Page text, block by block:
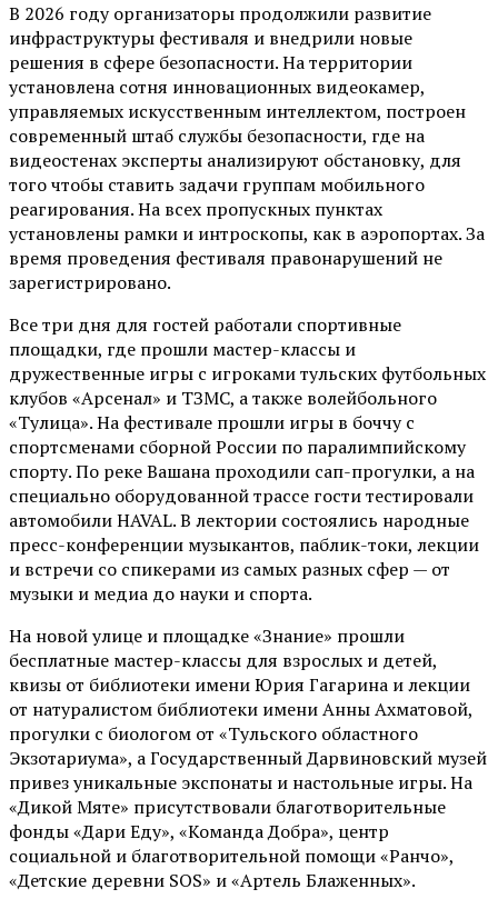
В 2026 году организаторы продолжили развитие
инфраструктуры фестиваля и внедрили новые
решения в сфере безопасности. На территории
установлена сотня инновационных видеокамер,
управляемых искусственным интеллектом, построен
современный штаб службы безопасности, где на
видеостенах эксперты анализируют обстановку, для
того чтобы ставить задачи группам мобильного
реагирования. На всех пропускных пунктах
установлены рамки и интроскопы, как в аэропортах. За
время проведения фестиваля правонарушений не
зарегистрировано.
Все три дня для гостей работали спортивные
площадки, где прошли мастер-классы и
дружественные игры с игроками тульских футбольных
клубов «Арсенал» и ТЗМС, а также волейбольного
«Тулица». На фестивале прошли игры в боччу с
спортсменами сборной России по паралимпийскому
спорту. По реке Вашана проходили сап-прогулки, а на
специально оборудованной трассе гости тестировали
автомобили HAVAL. В лектории состоялись народные
пресс-конференции музыкантов, паблик-токи, лекции
и встречи со спикерами из самых разных сфер — от
музыки и медиа до науки и спорта.
На новой улице и площадке «Знание» прошли
бесплатные мастер-классы для взрослых и детей,
квизы от библиотеки имени Юрия Гагарина и лекции
от натуралистом библиотеки имени Анны Ахматовой,
прогулки с биологом от «Тульского областного
Экзотариума», а Государственный Дарвиновский музей
привез уникальные экспонаты и настольные игры. На
«Дикой Мяте» присутствовали благотворительные
фонды «Дари Еду», «Команда Добра», центр
социальной и благотворительной помощи «Ранчо»,
«Детские деревни SOS» и «Артель Блаженных».